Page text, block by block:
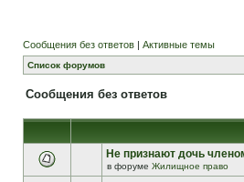
Сообщения без ответов | Активные темы
Список форумов
Сообщения без ответов
Не признают дочь
в форуме Жилищное право